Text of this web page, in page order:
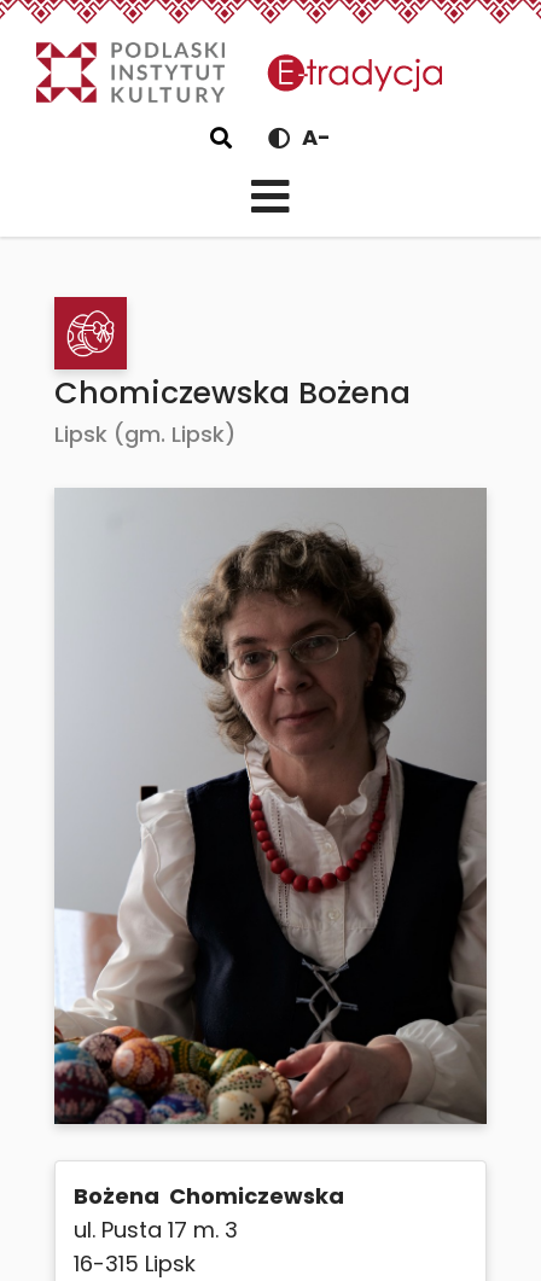
Szukaj A-
Chomiczewska Bożena
Lipsk (gm. Lipsk)
Bożena Chomiczewska
ul. Pusta 17 m. 3
16-315 Lipsk